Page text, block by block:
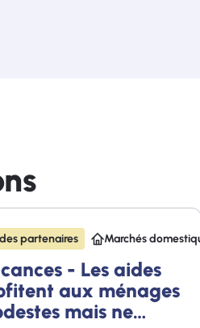
partenaires Marchés
- Les aides
aux ménages
mais ne